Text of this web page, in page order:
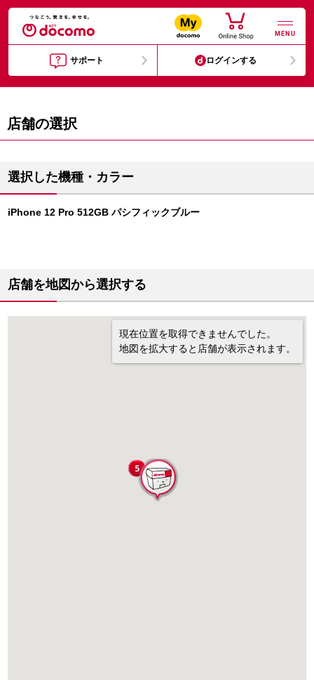
MENU
サポート ログインする
店舗の選択
選択した機種・カラー
iPhone 12 Pro 512GB パシフィックブルー
店舗を地図から選択する
現在位置を取得できませんでした。
地図を拡大すると店舗が表示されます。